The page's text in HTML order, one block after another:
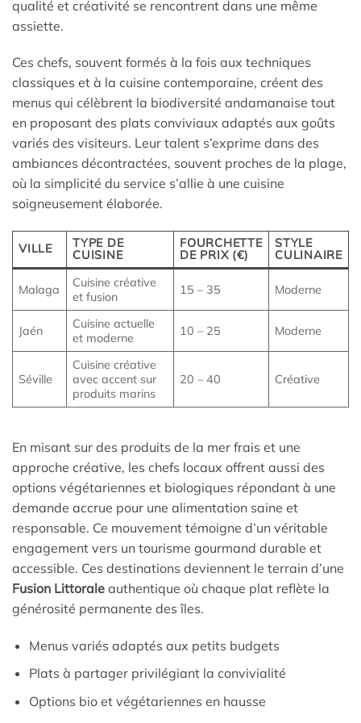
qualité et créativité se rencontrent dans une même
assiette.
Ces chefs, souvent formés à la fois aux techniques
classiques et à la cuisine contemporaine, créent des
menus qui célèbrent la biodiversité andamanaise tout
en proposant des plats conviviaux adaptés aux goûts
variés des visiteurs. Leur talent s’exprime dans des
ambiances décontractées, souvent proches de la plage,
où la simplicité du service s’allie à une cuisine
soigneusement élaborée.
VILLE
TYPE DE
CUISINE
FOURCHETTE
DE PRIX (€)
STYLE
CULINAIRE
Malaga
Cuisine créative
et fusion
15 – 35 Moderne
Jaén
Cuisine actuelle
et moderne
10 – 25 Moderne
Séville
Cuisine créative
avec accent sur
produits marins
20 – 40 Créative
En misant sur des produits de la mer frais et une
approche créative, les chefs locaux offrent aussi des
options végétariennes et biologiques répondant à une
demande accrue pour une alimentation saine et
responsable. Ce mouvement témoigne d’un véritable
engagement vers un tourisme gourmand durable et
accessible. Ces destinations deviennent le terrain d’une
Fusion Littorale authentique où chaque plat reflète la
générosité permanente des îles.
Menus variés adaptés aux petits budgets
Plats à partager privilégiant la convivialité
Options bio et végétariennes en hausse